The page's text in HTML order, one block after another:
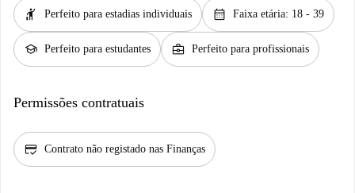
hail Perfeito para estadias individuais calendar_month Faixa etária: 18 - 39
school Perfeito para estudantes business_center Perfeito para profissionais
Permissões contratuais
credit_score Contrato não registado nas Finanças